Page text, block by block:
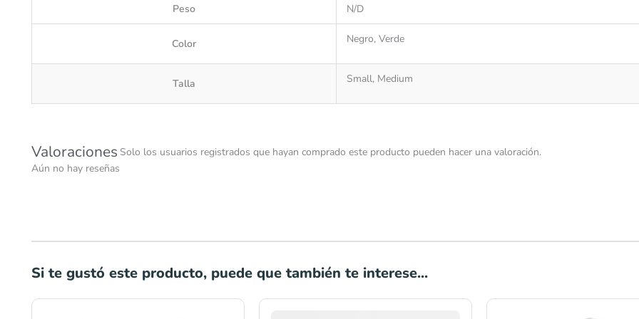
Peso N/D
Color Negro, Verde
Talla Small, Medium
Valoraciones
Aún no hay reseñas
Solo los usuarios registrados que hayan comprado este producto pueden hacer una valoración.
Si te gustó este producto, puede que también te interese...